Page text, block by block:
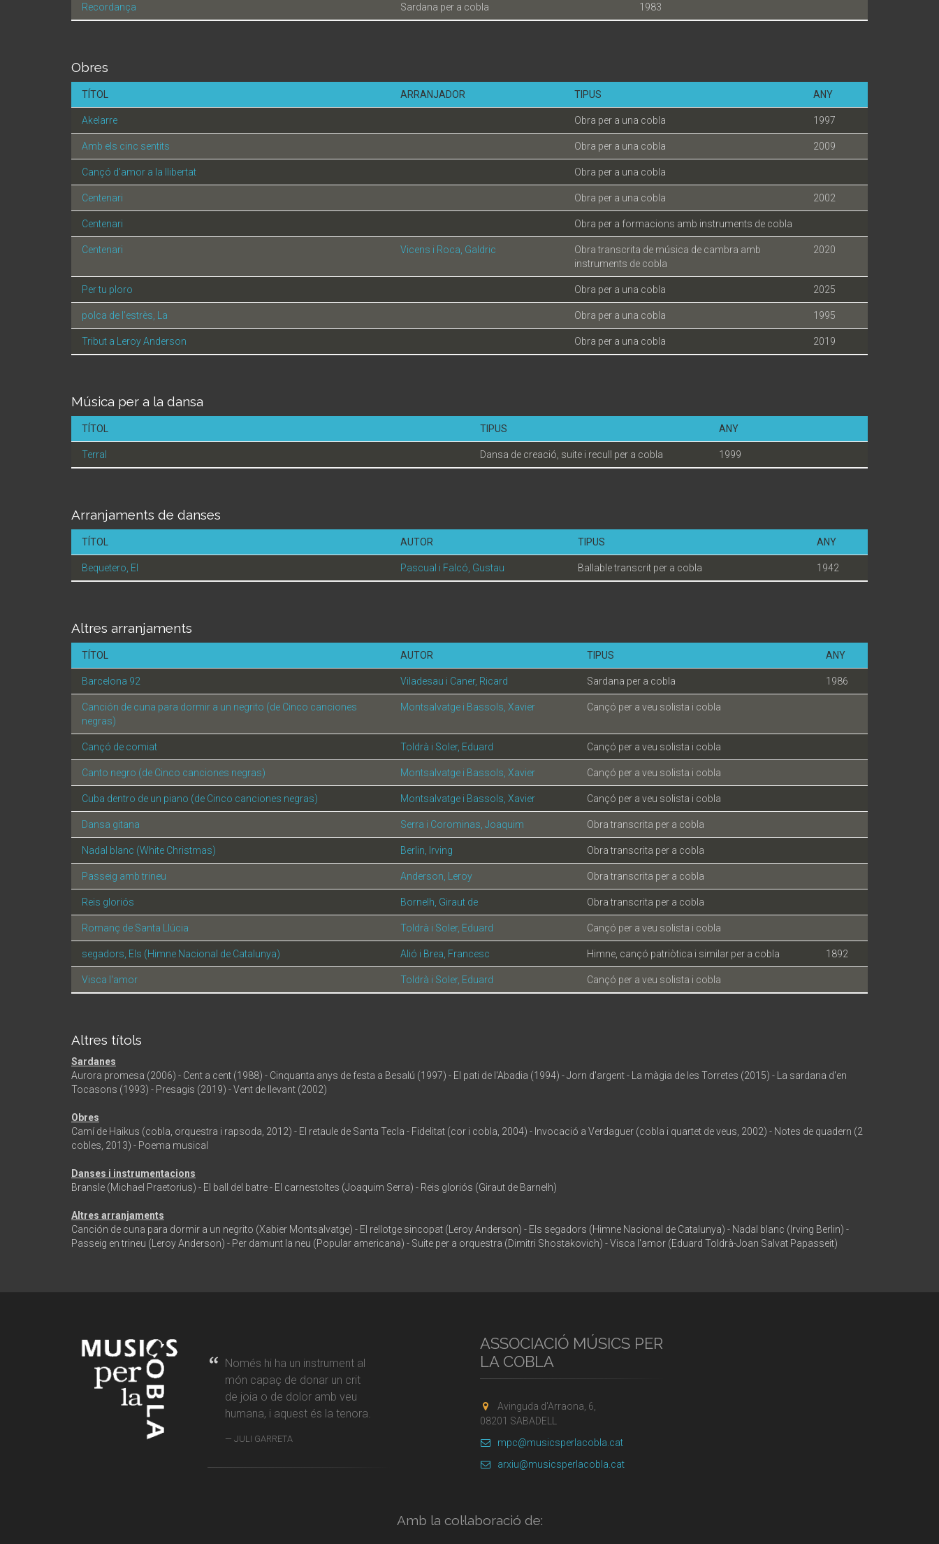
Recordança Sardana per a cobla 1983
Obres
TÍTOL ARRANJADOR TIPUS ANY
Akelarre Obra per a una cobla 1997
Amb els cinc sentits Obra per a una cobla 2009
Cançó d'amor a la llibertat Obra per a una cobla
Centenari Obra per a una cobla 2002
Centenari Obra per a formacions amb instruments de cobla
Centenari Vicens i Roca, Galdric
Obra transcrita de música de cambra amb
instruments de cobla
2020
Per tu ploro Obra per a una cobla 2025
polca de l'estrès, La Obra per a una cobla 1995
Tribut a Leroy Anderson Obra per a una cobla 2019
Música per a la dansa
TÍTOL TIPUS ANY
Terral Dansa de creació, suite i recull per a cobla 1999
Arranjaments de danses
TÍTOL AUTOR TIPUS ANY
Bequetero, El Pascual i Falcó, Gustau Ballable transcrit per a cobla 1942
Altres arranjaments
TÍTOL AUTOR TIPUS ANY
Barcelona 92 Viladesau i Caner, Ricard Sardana per a cobla 1986
Canción de cuna para dormir a un negrito (de Cinco canciones
negras)
Montsalvatge i Bassols, Xavier Cançó per a veu solista i cobla
Cançó de comiat Toldrà i Soler, Eduard Cançó per a veu solista i cobla
Canto negro (de Cinco canciones negras) Montsalvatge i Bassols, Xavier Cançó per a veu solista i cobla
Cuba dentro de un piano (de Cinco canciones negras) Montsalvatge i Bassols, Xavier Cançó per a veu solista i cobla
Dansa gitana Serra i Corominas, Joaquim Obra transcrita per a cobla
Nadal blanc (White Christmas) Berlin, Irving Obra transcrita per a cobla
Passeig amb trineu Anderson, Leroy Obra transcrita per a cobla
Reis gloriós Bornelh, Giraut de Obra transcrita per a cobla
Romanç de Santa Llúcia Toldrà i Soler, Eduard Cançó per a veu solista i cobla
segadors, Els (Himne Nacional de Catalunya) Alió i Brea, Francesc Himne, cançó patriòtica i similar per a cobla 1892
Visca l'amor Toldrà i Soler, Eduard Cançó per a veu solista i cobla
Altres títols
Sardanes
Aurora promesa (2006) - Cent a cent (1988) - Cinquanta anys de festa a Besalú (1997) - El pati de l'Abadia (1994) - Jorn d'argent - La màgia de les Torretes (2015) - La sardana d'en
Tocasons (1993) - Presagis (2019) - Vent de llevant (2002)
Obres
Camí de Haikus (cobla, orquestra i rapsoda, 2012) - El retaule de Santa Tecla - Fidelitat (cor i cobla, 2004) - Invocació a Verdaguer (cobla i quartet de veus, 2002) - Notes de quadern (2
cobles, 2013) - Poema musical
Danses i instrumentacions
Bransle (Michael Praetorius) - El ball del batre - El carnestoltes (Joaquim Serra) - Reis gloriós (Giraut de Barnelh)
Altres arranjaments
Canción de cuna para dormir a un negrito (Xabier Montsalvatge) - El rellotge sincopat (Leroy Anderson) - Els segadors (Himne Nacional de Catalunya) - Nadal blanc (Irving Berlin) -
Passeig en trineu (Leroy Anderson) - Per damunt la neu (Popular americana) - Suite per a orquestra (Dimitri Shostakovich) - Visca l'amor (Eduard Toldrà-Joan Salvat Papasseit)
Només hi ha un instrument al
món capaç de donar un crit
de joia o de dolor amb veu
humana, i aquest és la tenora.
JULI GARRETA
ASSOCIACIÓ MÚSICS PER
LA COBLA
Avinguda d'Arraona, 6,
08201 SABADELL
mpc@musicsperlacobla.cat
arxiu@musicsperlacobla.cat
Amb la col·laboració de: